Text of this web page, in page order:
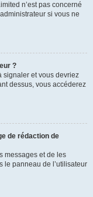
n’est pas concerné
si vous ne
?
signaler et vous devriez
dessus, vous accéderez
de rédaction de
messages et de les
le panneau de l’utilisateur